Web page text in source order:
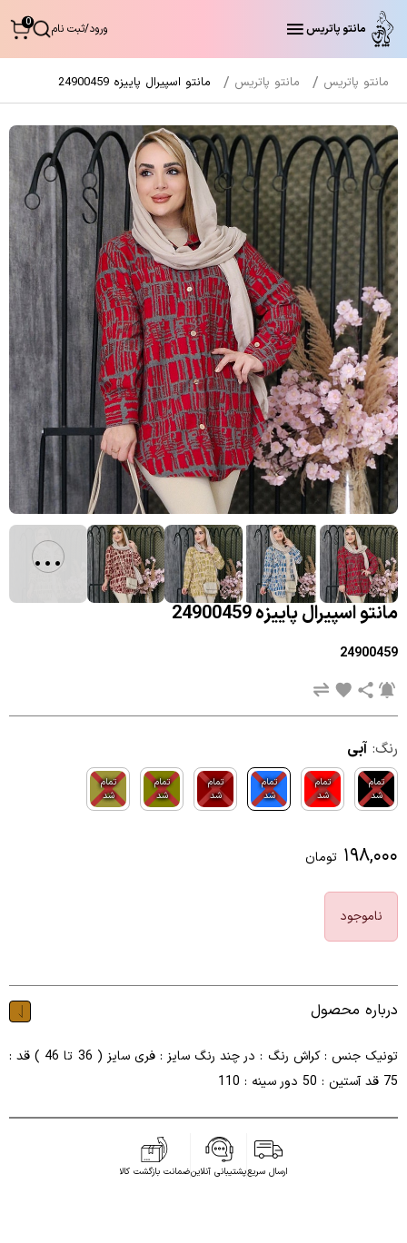
مانتو پاتریس ورود/ثبت نام 0
مانتو پاتریس مانتو پاتریس مانتو اسپیرال پاییزه 24900459
مانتو اسپیرال پاییزه 24900459
24900459
رنگ: آبی
تمام
شد
تمام
شد
تمام
شد
تمام
شد
تمام
شد
تمام
شد
۱۹۸,۰۰۰ تومان
ناموجود
درباره محصول
تونیک جنس : کراش رنگ : در چند رنگ سایز : فری سایز ( 36 تا 46 ) قد :
75 قد آستین : 50 دور سینه : 110
ارسال سریعپشتیبانی آنلاینضمانت بازگشت کالا
...